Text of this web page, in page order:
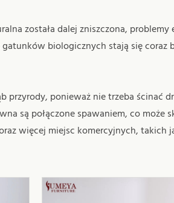
została dalej zniszczona,
biologicznych stają się coraz
ponieważ nie trzeba ścinać
są połączone spawaniem, co może
więcej miejsc komercyjnych, takich